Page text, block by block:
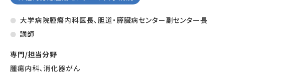
大学病院腫瘍内科医長、胆道・膵臓病センター副センター長
講師
専門/担当分野
腫瘍内科、消化器がん